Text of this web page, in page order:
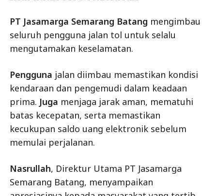
PT Jasamarga Semarang Batang mengimbau
seluruh pengguna jalan tol untuk selalu
mengutamakan keselamatan.
Pengguna jalan diimbau memastikan kondisi
kendaraan dan pengemudi dalam keadaan
prima. Juga menjaga jarak aman, mematuhi
batas kecepatan, serta memastikan
kecukupan saldo uang elektronik sebelum
memulai perjalanan.
Nasrullah, Direktur Utama PT Jasamarga
Semarang Batang, menyampaikan